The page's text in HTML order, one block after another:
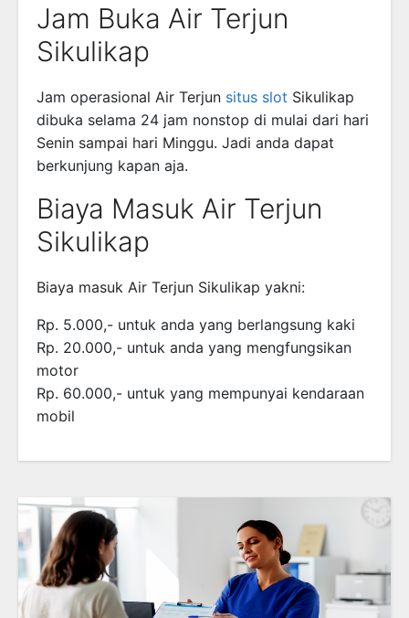
Jam Buka Air Terjun
Sikulikap
Jam operasional Air Terjun situs slot Sikulikap
dibuka selama 24 jam nonstop di mulai dari hari
Senin sampai hari Minggu. Jadi anda dapat
berkunjung kapan aja.
Biaya Masuk Air Terjun
Sikulikap
Biaya masuk Air Terjun Sikulikap yakni:
Rp. 5.000,- untuk anda yang berlangsung kaki
Rp. 20.000,- untuk anda yang mengfungsikan
motor
Rp. 60.000,- untuk yang mempunyai kendaraan
mobil